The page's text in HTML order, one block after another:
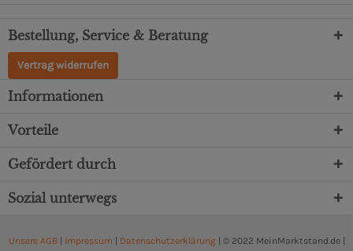
Bestellung, Service & Beratung
Vertrag widerrufen
Informationen
Vorteile
Gefördert durch
Sozial unterwegs
Unsere AGB| Impressum Datenschutzerklärung| © 2022 MeinMarktstand.de |